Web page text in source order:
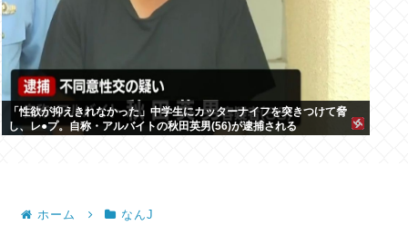
「性欲が抑えきれなかった」中学生にカッターナイフを突きつけて脅
し、レ●プ。自称・アルバイトの秋田英男(56)が逮捕される
ホーム なんJ